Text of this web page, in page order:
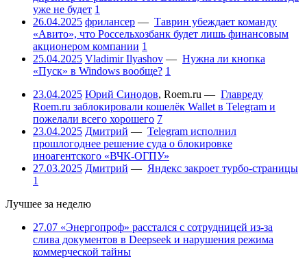
уже не будет 1
26.04.2025 фрилансер — Таврин убеждает команду
«Авито», что Россельхозбанк будет лишь финансовым
акционером компании 1
25.04.2025 Vladimir Ilyashov — Нужна ли кнопка
«Пуск» в Windows вообще? 1
23.04.2025 Юрий Синодов, Roem.ru — Главреду
Roem.ru заблокировали кошелёк Wallet в Telegram и
пожелали всего хорошего 7
23.04.2025 Дмитрий — Telegram исполнил
прошлогоднее решение суда о блокировке
иноагентского «ВЧК-ОГПУ»
27.03.2025 Дмитрий — Яндекс закроет турбо-страницы
1
Лучшее за неделю
27.07 «Энергопроф» расстался с сотрудницей из-за
слива документов в Deepseek и нарушения режима
коммерческой тайны